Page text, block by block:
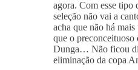
agora. Com esse tipo
seleção não vai a
acha que não há
que o preconceituoso
Dunga… Não ficou
eliminação da copa